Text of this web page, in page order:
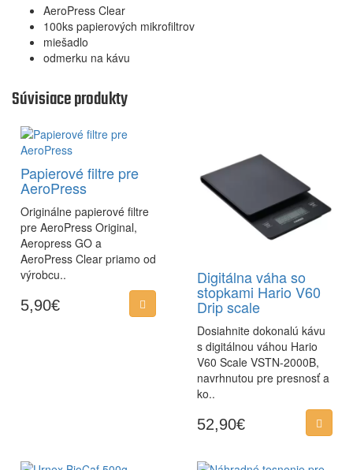
AeroPress Clear
100ks papierových mikrofiltrov
miešadlo
odmerku na kávu
Súvisiace produkty
Papierové filtre pre
AeroPress
Originálne papierové filtre
pre AeroPress Original,
Aeropress GO a
AeroPress Clear priamo od
výrobcu..
5,90€
Digitálna váha so
stopkami Hario V60
Drip scale
Dosiahnite dokonalú kávu
s digitálnou váhou Hario
V60 Scale VSTN-2000B,
navrhnutou pre presnosť a
ko..
52,90€